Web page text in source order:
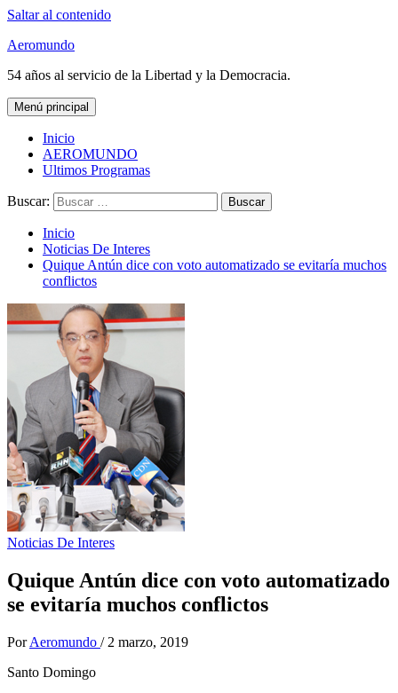
Saltar al contenido
Aeromundo
54 años al servicio de la Libertad y la Democracia.
Menú principal
Inicio
AEROMUNDO
Ultimos Programas
Buscar:
Inicio
Noticias De Interes
Quique Antún dice con voto automatizado se evitaría muchos
conflictos
Noticias De Interes
Quique Antún dice con voto automatizado
se evitaría muchos conflictos
Por Aeromundo / 2 marzo, 2019
Santo Domingo